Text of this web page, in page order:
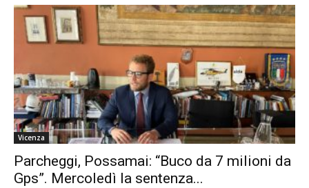
Vicenza
Parcheggi, Possamai: “Buco da 7 milioni da
Gps”. Mercoledì la sentenza...